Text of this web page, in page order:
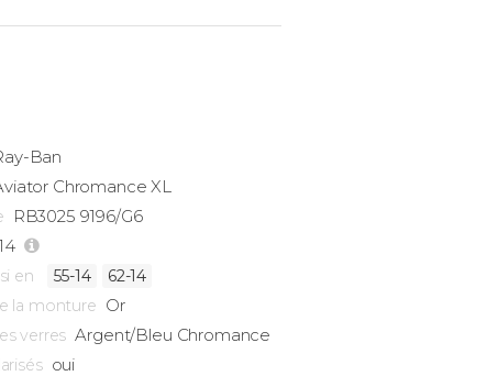
Ban
Chromance XL
RB3025 9196/G6
en 55-14
62-14
la monture Or
verres Argent/Bleu Chromance
oui